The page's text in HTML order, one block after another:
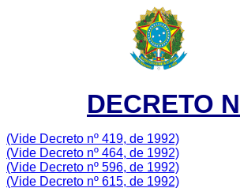
DECRETO N
(Vide Decreto nº 419, de 1992)
(Vide Decreto nº 464, de 1992)
(Vide Decreto nº 596, de 1992)
(Vide Decreto nº 615, de 1992)